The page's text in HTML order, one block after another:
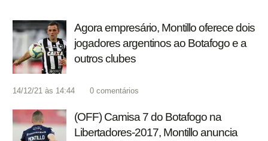
Agora empresário, Montillo oferece dois
jogadores argentinos ao Botafogo e a
outros clubes
14/12/21 às 14:44 0 comentários
(OFF) Camisa 7 do Botafogo na
Libertadores-2017, Montillo anuncia